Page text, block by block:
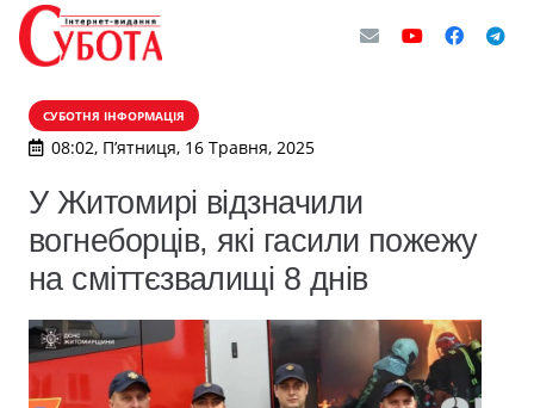
СУБОТНЯ ІНФОРМАЦІЯ
08:02, П’ятниця, 16 Травня, 2025
У Житомирі відзначили
вогнеборців, які гасили пожежу
на сміттєзвалищі 8 днів